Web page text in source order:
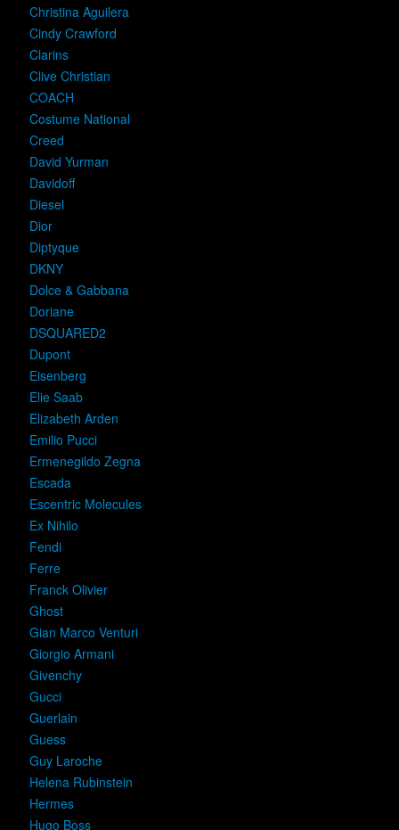
Christina Aguilera
Cindy Crawford
Clarins
Clive Christian
COACH
Costume National
Creed
David Yurman
Davidoff
Diesel
Dior
Diptyque
DKNY
Dolce & Gabbana
Doriane
DSQUARED2
Dupont
Eisenberg
Elie Saab
Elizabeth Arden
Emilio Pucci
Ermenegildo Zegna
Escada
Escentric Molecules
Ex Nihilo
Fendi
Ferre
Franck Olivier
Ghost
Gian Marco Venturi
Giorgio Armani
Givenchy
Gucci
Guerlain
Guess
Guy Laroche
Helena Rubinstein
Hermes
Hugo Boss